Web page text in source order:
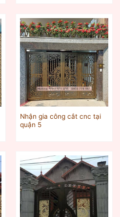
Nhận gia công cắt cnc tại
quận 5